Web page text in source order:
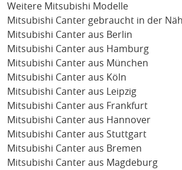
Weitere Mitsubishi Modelle
Mitsubishi Canter gebraucht in der
Mitsubishi Canter aus Berlin
Mitsubishi Canter aus Hamburg
Mitsubishi Canter aus München
Mitsubishi Canter aus Köln
Mitsubishi Canter aus Leipzig
Mitsubishi Canter aus Frankfurt
Mitsubishi Canter aus Hannover
Mitsubishi Canter aus Stuttgart
Mitsubishi Canter aus Bremen
Mitsubishi Canter aus Magdeburg